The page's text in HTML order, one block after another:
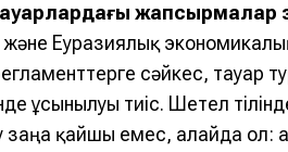
жапсырмалар
Еуразиялық
сәйкес, тауар
ұсынылуы тиіс. Шетел
қайшы емес, алайда ол: